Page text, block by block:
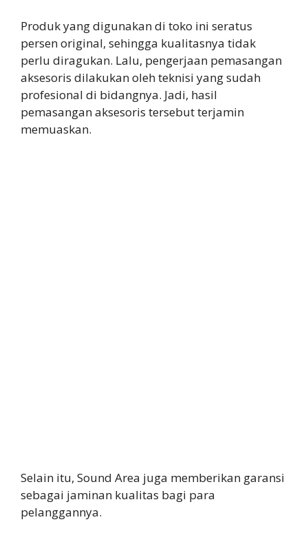
Produk yang digunakan di toko ini seratus
persen original, sehingga kualitasnya tidak
perlu diragukan. Lalu, pengerjaan pemasangan
aksesoris dilakukan oleh teknisi yang sudah
profesional di bidangnya. Jadi, hasil
pemasangan aksesoris tersebut terjamin
memuaskan.
Selain itu, Sound Area juga memberikan garansi
sebagai jaminan kualitas bagi para
pelanggannya.